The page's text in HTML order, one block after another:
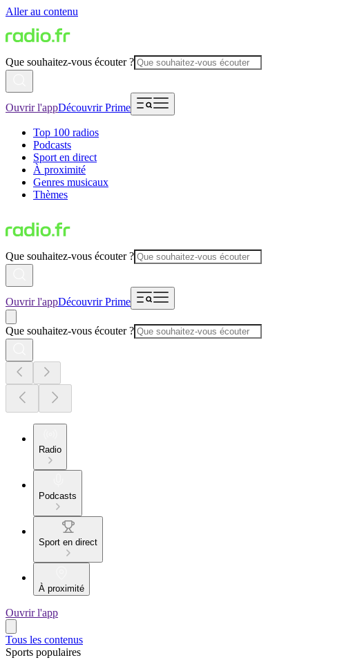
Aller au contenu
Que souhaitez-vous écouter ?
Ouvrir l'appDécouvrir Prime
Top 100 radios
Podcasts
Sport en direct
À proximité
Genres musicaux
Thèmes
Que souhaitez-vous écouter ?
Ouvrir l'appDécouvrir Prime
Que souhaitez-vous écouter ?
Radio
Podcasts
Sport en direct
À proximité
Ouvrir l'app
Tous les contenus
Sports populaires